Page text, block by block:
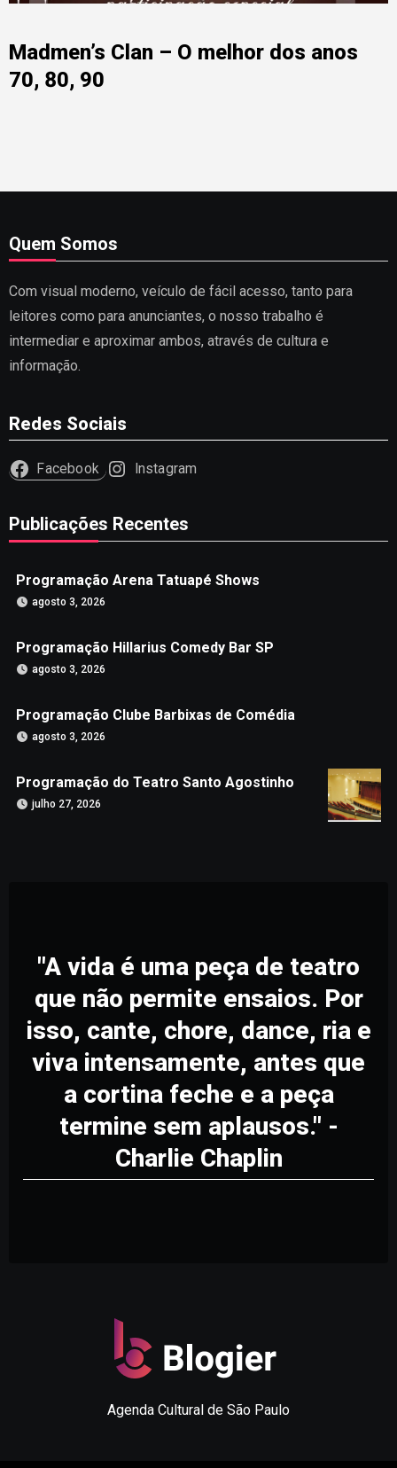
Madmen’s Clan – O melhor dos anos
70, 80, 90
Quem Somos
Com visual moderno, veículo de fácil acesso, tanto para
leitores como para anunciantes, o nosso trabalho é
intermediar e aproximar ambos, através de cultura e
informação.
Redes Sociais
Facebook Instagram
Publicações Recentes
Programação Arena Tatuapé Shows
agosto 3, 2026
Programação Hillarius Comedy Bar SP
agosto 3, 2026
Programação Clube Barbixas de Comédia
agosto 3, 2026
Programação do Teatro Santo Agostinho
julho 27, 2026
"A vida é uma peça de teatro
que não permite ensaios. Por
isso, cante, chore, dance, ria e
viva intensamente, antes que
a cortina feche e a peça
termine sem aplausos." -
Charlie Chaplin
Agenda Cultural de São Paulo